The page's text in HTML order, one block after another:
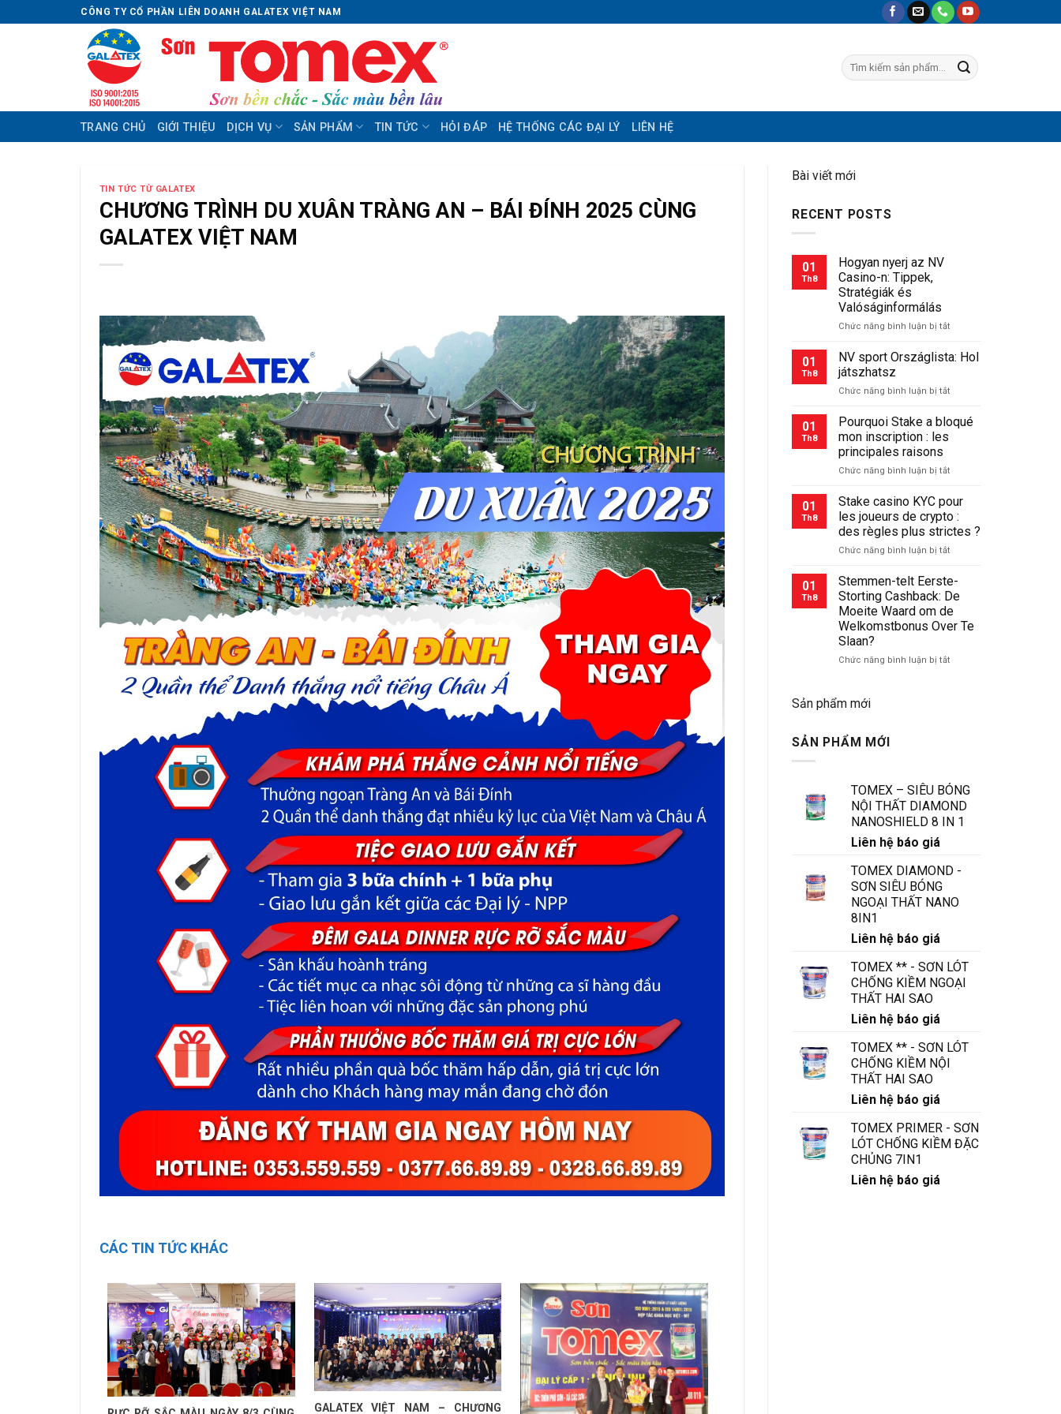
to
CÔNG TY CỔ PHẦN LIÊN DOANH GALATEX VIỆT NAM
Tìm
kiếm:
TRANG CHỦ GIỚI THIỆU DỊCH VỤ SẢN PHẨM TIN TỨC HỎI ĐÁP HỆ THỐNG CÁC ĐẠI LÝ LIÊN HỆ
TIN TỨC TỪ GALATEX
CHƯƠNG TRÌNH DU XUÂN TRÀNG AN – BÁI ĐÍNH 2025 CÙNG
GALATEX VIỆT NAM
CÁC TIN TỨC KHÁC
GALATEX VIỆT NAM – CHƯƠNG
Bài viết mới
RECENT POSTS
01
Th8
Hogyan nyerj az NV
Casino-n: Tippek,
Stratégiák és
Valóságinformálás
Chức năng bình luận bị tắt
nyerj
Tippek,
01
Th8
NV sport Országlista: Hol
játszhatsz
Chức năng bình luận bị tắt
sport
Országlista:
01
Th8
Pourquoi Stake a bloqué
mon inscription : les
principales raisons
Chức năng bình luận bị tắt
Stake
bloqué
mon
les
principales
raisons
01
Th8
Stake casino KYC pour
les joueurs de crypto :
des règles plus strictes ?
Chức năng bình luận bị tắt
casino
KYC
pour
les
joueurs
01
Th8
Stemmen-telt Eerste-
Storting Cashback: De
Moeite Waard om de
Welkomstbonus Over Te
Slaan?
Chức năng bình luận bị tắt
de
Welkomstbonus
Over
Sản phẩm mới
SẢN PHẨM MỚI
TOMEX – SIÊU BÓNG
NỘI THẤT DIAMOND
NANOSHIELD 8 IN 1
Liên hệ báo giá
TOMEX DIAMOND -
SƠN SIÊU BÓNG
NGOẠI THẤT NANO
8IN1
Liên hệ báo giá
TOMEX ** - SƠN LÓT
CHỐNG KIỀM NGOẠI
THẤT HAI SAO
Liên hệ báo giá
TOMEX ** - SƠN LÓT
CHỐNG KIỀM NỘI
THẤT HAI SAO
Liên hệ báo giá
TOMEX PRIMER - SƠN
LÓT CHỐNG KIỀM ĐẶC
CHỦNG 7IN1
Liên hệ báo giá